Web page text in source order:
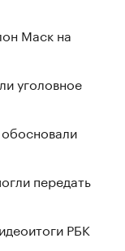
Маск на
уголовное
передать
РБК